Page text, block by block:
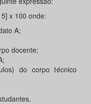
x 100 onde:
A;
docente;
do corpo técnico